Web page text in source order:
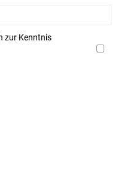
zur Kenntnis